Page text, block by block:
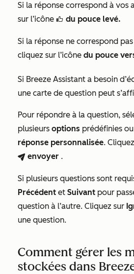
Si la réponse correspond à vos
sur l’icône thumbsUpIcon du pouce levé.
Si la réponse ne correspond
cliquez sur l’icône du pouce
Si Breeze Assistant a besoin
une carte de question peut
Pour répondre à la question,
plusieurs options prédéfinies
réponse personnalisée.
breezeSendIcon envoyer .
Si plusieurs questions sont
Précédent et Suivant pour
question à l’autre. Cliquez sur
une question.
Comment gérer les
stockées dans